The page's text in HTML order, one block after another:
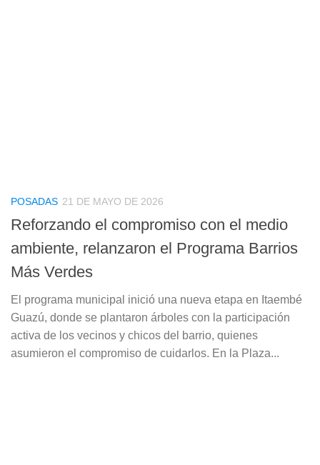
POSADAS 21 DE MAYO DE 2026
Reforzando el compromiso con el medio
ambiente, relanzaron el Programa Barrios
Más Verdes
El programa municipal inició una nueva etapa en Itaembé
Guazú, donde se plantaron árboles con la participación
activa de los vecinos y chicos del barrio, quienes
asumieron el compromiso de cuidarlos. En la Plaza...